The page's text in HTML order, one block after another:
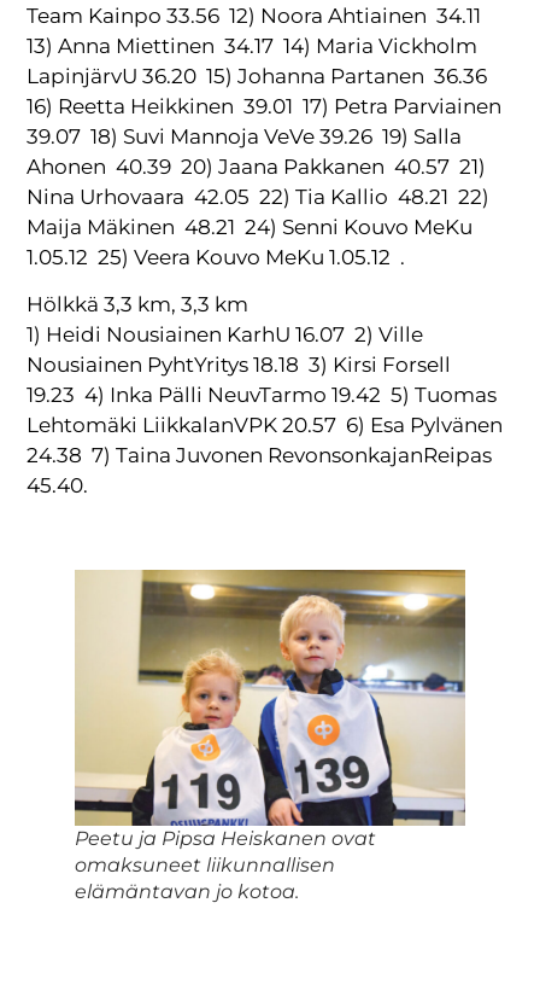
Team Kainpo 33.56 12) Noora Ahtiainen 34.11
13) Anna Miettinen 34.17 14) Maria Vickholm
LapinjärvU 36.20 15) Johanna Partanen 36.36
16) Reetta Heikkinen 39.01 17) Petra Parviainen
39.07 18) Suvi Mannoja VeVe 39.26 19) Salla
Ahonen 40.39 20) Jaana Pakkanen 40.57 21)
Nina Urhovaara 42.05 22) Tia Kallio 48.21 22)
Maija Mäkinen 48.21 24) Senni Kouvo MeKu
1.05.12 25) Veera Kouvo MeKu 1.05.12 .
Hölkkä 3,3 km, 3,3 km
1) Heidi Nousiainen KarhU 16.07 2) Ville
Nousiainen PyhtYritys 18.18 3) Kirsi Forsell
19.23 4) Inka Pälli NeuvTarmo 19.42 5) Tuomas
Lehtomäki LiikkalanVPK 20.57 6) Esa Pylvänen
24.38 7) Taina Juvonen RevonsonkajanReipas
45.40.
Peetu ja Pipsa Heiskanen ovat
omaksuneet liikunnallisen
elämäntavan jo kotoa.